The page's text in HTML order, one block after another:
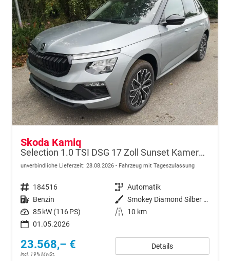
Skoda Kamiq
Selection 1.0 TSI DSG 17 Zoll Sunset Kamera PDC v+h
unverbindliche Lieferzeit: 28.08.2026 Fahrzeug mit Tageszulassung
Fahrzeugnr. 184516 Getriebe Automatik
Kraftstoff Benzin Außenfarbe
Smokey Diamond Silber Metallic
Leistung 85 kW (116 PS) Kilometerstand
10 km
01.05.2026
23.568,– €
incl. 19% MwSt.
Details